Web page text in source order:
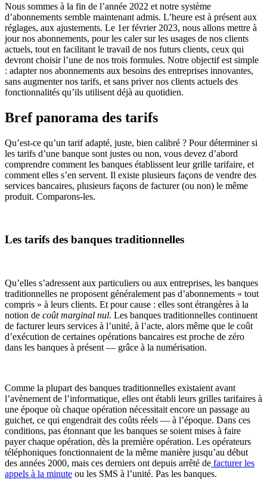
Nous sommes à la fin de l’année 2022 et notre système
d’abonnements semble maintenant admis. L’heure est à présent aux
réglages, aux ajustements. Le 1er février 2023, nous allons mettre à
jour nos abonnements, pour les caler sur les usages de nos clients
actuels, tout en facilitant le travail de nos futurs clients, ceux qui
devront choisir l’une de nos trois formules. Notre objectif est simple
: adapter nos abonnements aux besoins des entreprises innovantes,
sans augmenter nos tarifs, et sans priver nos clients actuels des
fonctionnalités qu’ils utilisent déjà au quotidien.
Bref panorama des tarifs
Qu’est-ce qu’un tarif adapté, juste, bien calibré ? Pour déterminer si
les tarifs d’une banque sont justes ou non, vous devez d’abord
comprendre comment les banques établissent leur grille tarifaire, et
comment elles s’en servent. Il existe plusieurs façons de vendre des
services bancaires, plusieurs façons de facturer (ou non) le même
produit. Comparons-les.
Les tarifs des banques traditionnelles
Qu’elles s’adressent aux particuliers ou aux entreprises, les banques
traditionnelles ne proposent généralement pas d’abonnements « tout
compris » à leurs clients. Et pour cause : elles sont étrangères à la
notion de coût marginal nul. Les banques traditionnelles continuent
de facturer leurs services à l’unité, à l’acte, alors même que le coût
d’exécution de certaines opérations bancaires est proche de zéro
dans les banques à présent — grâce à la numérisation.
Comme la plupart des banques traditionnelles existaient avant
l’avènement de l’informatique, elles ont établi leurs grilles tarifaires à
une époque où chaque opération nécessitait encore un passage au
guichet, ce qui engendrait des coûts réels — à l’époque. Dans ces
conditions, pas étonnant que les banques se soient mises à faire
payer chaque opération, dès la première opération. Les opérateurs
téléphoniques fonctionnaient de la même manière jusqu’au début
des années 2000, mais ces derniers ont depuis arrêté de facturer les
appels à la minute ou les SMS à l’unité. Pas les banques.